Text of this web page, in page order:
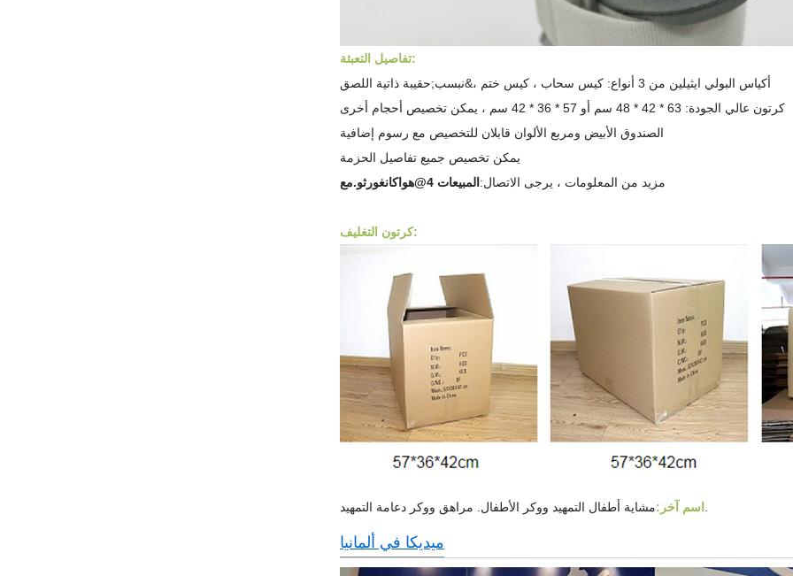
تفاصيل التعبئة:
أكياس البولي ايثيلين من 3 أنواع: كيس سحاب ، كيس ختم ،&نبسب;
حقيبة ذاتية اللصق
كرتون عالي الجودة: 63 * 42 * 48 سم أو 57 * 36 * 42 سم ، يمكن تخصيص أحجام أخرى
الصندوق الأبيض ومربع الألوان قابلان للتخصيص مع رسوم إضافية
يمكن تخصيص جميع تفاصيل الحزمة
مزيد من المعلومات ، يرجى الاتصال: المبيعات 4@هواكانغورثو.مع
كرتون التغليف:
اسم آخر:
ميديكا في ألمانيا